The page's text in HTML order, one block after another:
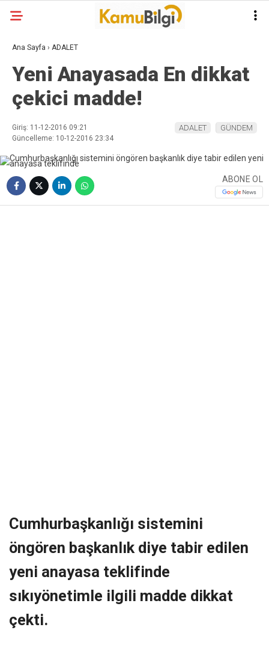
Ana Sayfa › ADALET
Yeni Anayasada En dikkat
çekici madde!
Giriş: 11-12-2016 09:21
Güncelleme: 10-12-2016 23:34
ADALET GÜNDEM
ABONE OL
Cumhurbaşkanlığı sistemini
öngören başkanlık diye tabir edilen
yeni anayasa teklifinde
sıkıyönetimle ilgili madde dikkat
çekti.